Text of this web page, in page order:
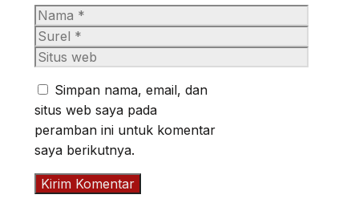
Nama
Surel
Situs
Simpan nama, email, dan
situs web saya pada
peramban ini untuk komentar
saya berikutnya.